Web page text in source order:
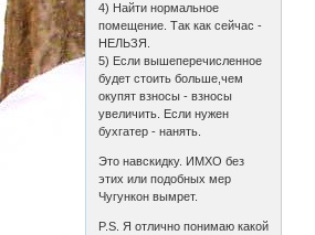
4) Найти нормальное
помещение. Так как сейчас -
НЕЛЬЗЯ.
5) Если вышеперечисленное
будет стоить больше,чем
окупят взносы - взносы
увеличить. Если нужен
бухгатер - нанять.
Это навскидку. ИМХО без
этих или подобных мер
Чугункон вымрет.
P.S. Я отлично понимаю какой